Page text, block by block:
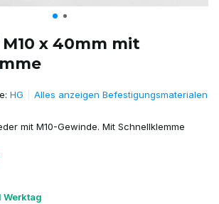
x 40mm mit
HG Alles anzeigen Befestigungsmaterialen
mit M10-Gewinde. Mit Schnellklemme
Werktag